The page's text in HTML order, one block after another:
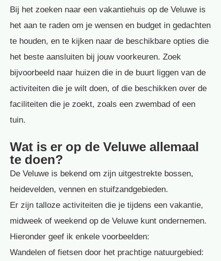
Bij het zoeken naar een vakantiehuis op de Veluwe is
het aan te raden om je wensen en budget in gedachten
te houden, en te kijken naar de beschikbare opties die
het beste aansluiten bij jouw voorkeuren. Zoek
bijvoorbeeld naar huizen die in de buurt liggen van de
activiteiten die je wilt doen, of die beschikken over de
faciliteiten die je zoekt, zoals een zwembad of een
tuin.
Wat is er op de Veluwe allemaal
te doen?
De Veluwe is bekend om zijn uitgestrekte bossen,
heidevelden, vennen en stuifzandgebieden.
Er zijn talloze activiteiten die je tijdens een vakantie,
midweek of weekend op de Veluwe kunt ondernemen.
Hieronder geef ik enkele voorbeelden:
Wandelen of fietsen door het prachtige natuurgebied: